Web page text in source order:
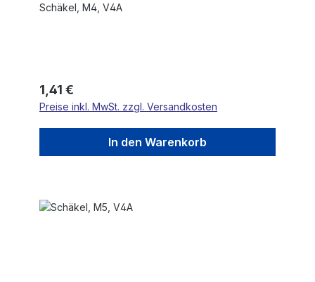
Schäkel, M4, V4A
Regulärer Preis:
1,41 €
Preise inkl. MwSt. zzgl. Versandkosten
In den Warenkorb